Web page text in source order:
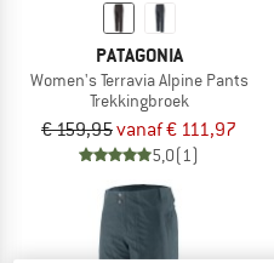
PATAGONIA
Women's Terravia Alpine Pants
Trekkingbroek
€ 159,95vanaf € 111,97
5,0(1)